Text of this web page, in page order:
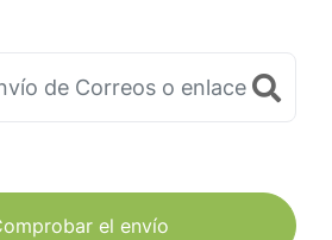
el envío